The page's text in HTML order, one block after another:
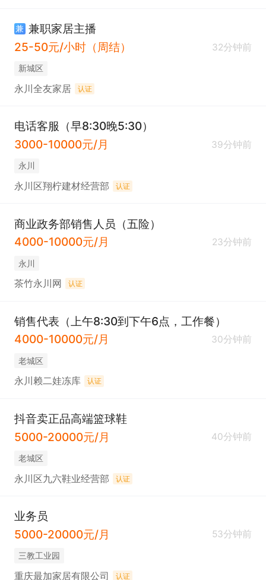
兼 兼职家居主播
25-50元/小时（周结）
32分钟前
新城区
永川全友家居 认证
电话客服（早8:30晚5:30）
3000-10000元/月
39分钟前
永川
永川区翔柠建材经营部 认证
商业政务部销售人员（五险）
4000-10000元/月
23分钟前
永川
茶竹永川网 认证
销售代表（上午8:30到下午6点，工作餐）
4000-10000元/月
30分钟前
老城区
永川赖二娃冻库 认证
抖音卖正品高端篮球鞋
5000-20000元/月
40分钟前
老城区
永川区九六鞋业经营部 认证
业务员
5000-20000元/月
53分钟前
三教工业园
重庆最加家居有限公司 认证